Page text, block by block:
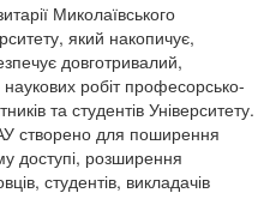
Миколаївського
який накопичує,
довготривалий,
робіт професорсько-
та студентів Університету.
створено для поширення
доступі, розширення
студентів, викладачів